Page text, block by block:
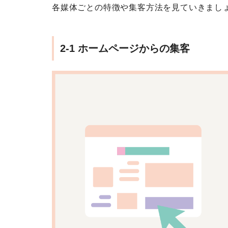
各媒体ごとの特徴や集客方法を見ていきまし
2-1 ホームページからの集客